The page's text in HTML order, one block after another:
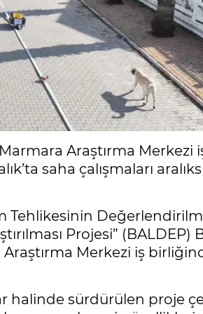
Araştırma Merkezi
saha çalışmaları
Tehlikesinin
Projesi” (BALDEP)
Merkezi iş
halinde sürdürülen proje